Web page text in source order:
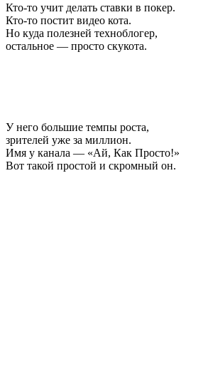
Кто-то учит делать ставки в покер.
Кто-то постит видео кота.
Но куда полезней техноблогер,
остальное — просто скукота.
У него большие темпы роста,
зрителей уже за миллион.
Имя у канала — «Ай, Как Просто!»
Вот такой простой и скромный он.